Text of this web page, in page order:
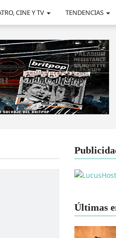
CINE Y TV TENDENCIAS
Últimas